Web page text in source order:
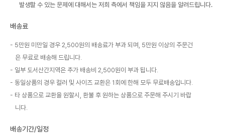
발생할 수 있는 문제에 대해서는 저희 측에서 책임을 지지 않음을 알려드립니다.
배송료
5만원 미만일 경우 2,500원의 배송료가 부과 되며, 5만원 이상의 주문건
은 무료로 배송해 드립니다.
일부 도서산간지역은 추가 배송비 2,500원이 부과 됩니다.
동일상품의 경우 컬러 및 사이즈 교환은 1회에 한해 모두 무료배송입니다.
타 상품으로 교환을 원할시, 환불 후 원하는 상품으로 주문해 주시기 바랍
니다.
배송기간/일정